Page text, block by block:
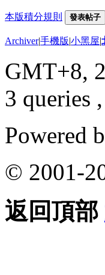
本版積分規則 發表帖子
Archiver|手機版|小黑屋|
GMT+8,
3 queries
Powered
© 2001-
返回頂部